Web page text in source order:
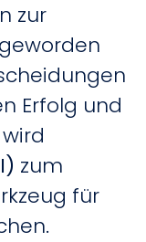
zur
Erfolg und
zum
für